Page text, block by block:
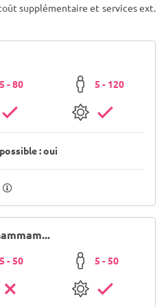
supplémentaire et services ext.
5 - 80 5 - 120
: oui
5 - 50 5 - 50